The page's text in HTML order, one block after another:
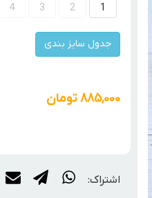
1
2
3
4
جدول سایز بندی
885,000تومان
اشتراک: